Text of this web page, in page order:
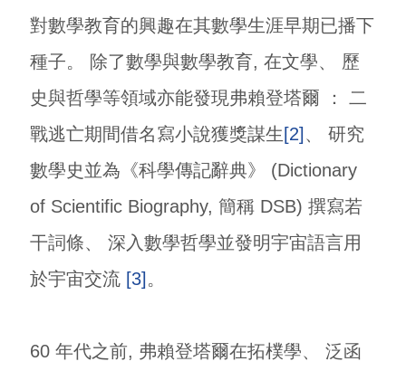
對數學教育的興趣在其數學生涯早期已播下
種子。 除了數學與數學教育, 在文學、 歷
史與哲學等領域亦能發現弗賴登塔爾 ： 二
戰逃亡期間借名寫小說獲獎謀生 [2] 、 研究
數學史並為《科學傳記辭典》 (Dictionary
of Scientific Biography, 簡稱 DSB) 撰寫若
干詞條、 深入數學哲學並發明宇宙語言用
於宇宙交流 [3] 。
60 年代之前, 弗賴登塔爾在拓樸學、 泛函